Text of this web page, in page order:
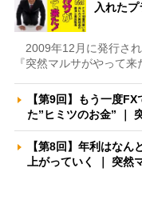
入れた
2009年12月に発行さ
『突然マルサがやって
【第9回】もう一度
た”ヒミツのお金” ｜
【第8回】年利はな
上がっていく ｜ 突然